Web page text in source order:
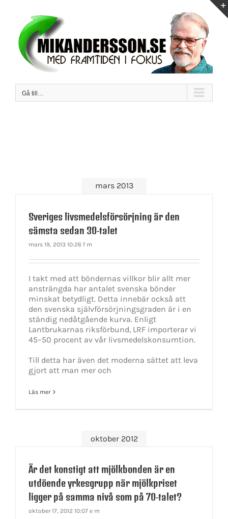
innehållet
Gå till…
mars 2013
Sveriges livsmedelsförsörjning är den
sämsta sedan 30-talet
mars 19, 2013 10:26 f m
I takt med att böndernas villkor blir allt mer
ansträngda har antalet svenska bönder
minskat betydligt. Detta innebär också att
den svenska självförsörjningsgraden är i en
ständig nedåtgående kurva. Enligt
Lantbrukarnas riksförbund, LRF importerar vi
45–50 procent av vår livsmedelskonsumtion.
Till detta har även det moderna sättet att leva
gjort att man mer och
Läs mer
oktober 2012
Är det konstigt att mjölkbonden är en
utdöende yrkesgrupp när mjölkpriset
ligger på samma nivå som på 70-talet?
oktober 17, 2012 10:07 e m